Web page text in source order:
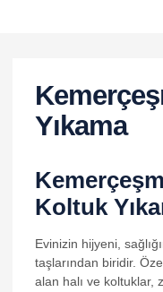
panel
panel
panel
panel
panel
Yıkama
Koltuk
Evinizin hijyeni,
taşlarından biridir.
alan halı ve koltuklar,